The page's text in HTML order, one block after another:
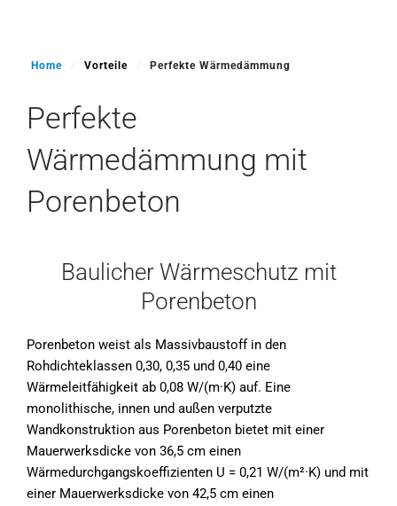
Home Vorteile Perfekte Wärmedämmung
Perfekte
Wärmedämmung mit
Porenbeton
Baulicher Wärmeschutz mit
Porenbeton
Porenbeton weist als Massivbaustoff in den
Rohdichteklassen 0,30, 0,35 und 0,40 eine
Wärmeleitfähigkeit ab 0,08 W/(m·K) auf. Eine
monolithische, innen und außen verputzte
Wandkonstruktion aus Porenbeton bietet mit einer
Mauerwerksdicke von 36,5 cm einen
Wärmedurchgangskoeffizienten U = 0,21 W/(m²·K) und mit
einer Mauerwerksdicke von 42,5 cm einen